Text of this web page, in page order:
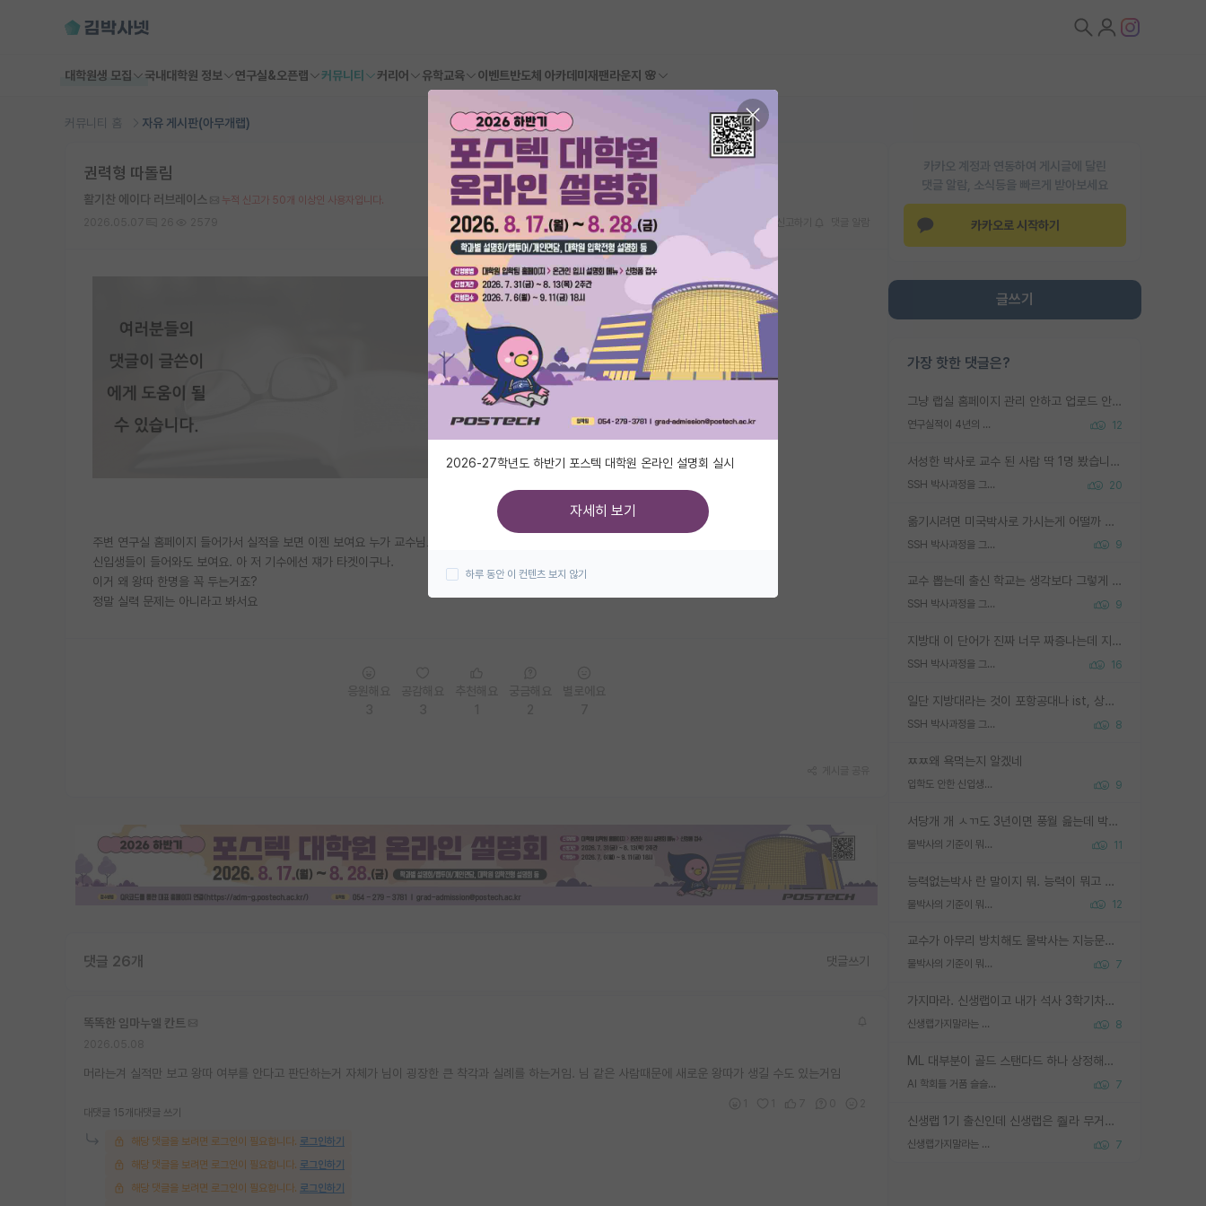
대학원생 모집 국내대학원 정보 연구실&오픈랩 커뮤니티 커리어 유학교육 이벤트반도체 아카데미 재팬라운지 🌸
커뮤니티 홈 자유 게시판(아무개랩)
카카오 계정과 연동하여 게시글에 달린
댓글 알람, 소식등을 빠르게 받아보세요
카카오로 시작하기
글쓰기
가장 핫한 댓글은?
그냥 랩실 홈페이지 관리 안하고 업로드 안한거 아님?
연구실적이 4년의 공백이 있는거 어떻게 생각하냐 12
서성한 박사로 교수 된 사람 딱 1명 봤습니다. 근데 지방대 박사로 교수된 거는 기적이 일어나야되요. 서성한 학부부터여도 빡센게 교수임용일텐데 지방대박사로 무슨 교수가 되나요...... 중소기업/중견기업 팀장급/연구소장급이나 될거 같네요.
SSH 박사과정을 그만두고 지방대 박사로 옮기면 교수의 꿈은 끝일까요? 20
옮기시려면 미국박사로 가시는게 어떨까 싶네요. 교수가 꿈이면 미국박사 하고 미국교수 까지 같이 노리시는게 기회가 많지 않을까요?
SSH 박사과정을 그만두고 지방대 박사로 옮기면 교수의 꿈은 끝일까요? 9
교수 뽑는데 출신 학교는 생각보다 그렇게 안 봄. 앞으로는 더 안 보게 될거임. 박사는 어디서 진행해도 됨. 단, 제대로 쌓고 좋은 실적 만들 수 있다면. 그런데 지방대는 그럴 가능성이 지극히 낮음. 나만 열심히 잘 하면 된다? 인간은 주변 환경에 지배되는 나약한 존재임. 주변의 지방대 대학원생과 섞이고 지방 특유의 여유로움 또는 나쁘게 얘기해서 나태함에 젖어 살다보면 교수의 꿈 자체를 잊어버리게 될 가능성도 있음. 주변 환경이 70~80%임.
SSH 박사과정을 그만두고 지방대 박사로 옮기면 교수의 꿈은 끝일까요? 9
지방대 이 단어가 진짜 너무 짜증나는데 지방대면 다 그냥 쓰레기인가요? 무슨 말 같지도 않은 댓글들이 있는건지??? 지방에도 충분히 좋은 대학 많고 충분히 잘하는 교수님들 많습니다 포항공대 4개 IST 대표 지거국들 여기 모두 다 지방에 있고 여기 출신들 중에 교수하는 분들 적지 않습니다 지거국 출신이 무슨 교수를 하냐?라고 생각할 사람들 많은데 상위 대표 지거국에 아웃라이어들 많습니다 결국 개인의 연구역량과 실적이 중요합니다 이 역량을 펼치는데 있어서 지도교수와의 합도 중요합니다. 그리고 경력이 필요하면 해외포닥까지 다녀오세요
SSH 박사과정을 그만두고 지방대 박사로 옮기면 교수의 꿈은 끝일까요? 16
일단 지방대라는 것이 포항공대나 ist, 상위 지거국은 아니라고 생각하겠습니다. 그런곳은 서성한에 비해 소위 대학 네임밸류가 크게 뒤떨어지지는 않으니까요. 대학 이름이 중요하냐? 당연합니다. 대학 이름이 좋아서 좋은 아웃풋이 나오는 것이냐, 좋은 대학은 좋은 사람과 좋은 기회가 몰려있으니 아웃풋도 자연스럽게 좋아지는 것이냐? 대답하기 어려운 문제입니다. 아직 한국 사회에서 학벌을 보는 것도, 특히 이공계를 중심으로 학벌보다는 실적 위주라는 분위기가 형성되는 것도 사실입니다. 지방대 출신으로 전임교수가 될수 있느냐? 가능 불가능을 따지면 당연히 가능입니다. 지방대 박사 출신으로 전임교원이 된 경우가 실제로 있으니까요. 현실적인 가능성이 있느냐? 지금 이정도 대학의 교수가 되고싶다고 생각되는 대학 들어가서 컴공과 교수 목록 켜고 박사 어디서 받았는지 쭉 한번 보세요. 냉정하게 지방대 출신인 분들이 많지는 않으실겁니다.
SSH 박사과정을 그만두고 지방대 박사로 옮기면 교수의 꿈은 끝일까요? 8
ㅉㅉ왜 욕먹는지 알겠네
입학도 안한 신입생이 원래 관심을 받나요 9
서당개 개 ㅅㄲ도 3년이면 풍월 읊는데 박사 5년 이상 대리고 있으면서 물된건 교수 탓 맞는ㄱ게 거기가 서당이 아니란 소리임
물박사의 기준이 뭐임? 11
능력없는박사 란 말이지 뭐. 능력이 뭐고 능력이 있다는게 뭔지는 사람마다 기준이 다르니까 얘기해봐야 서로 자기 기준만 얘기해서 논쟁이 끝이 안나고. 주위에서 능력있고 야심있는 신입생이 교수가 유의미한 피드백을 아예 안주면서 제대로된 과제에 참여해볼 기회도 제공하지 않고 잡일 뺑뺑이만 돌려서 맨날 단순작업만 하면서 밤새다가 눈빛이 점점 죽어가는걸 본 사람은 물박사는 교수탓이라고 하고, 교수는 이것저것 알려도 주고 기회도 주고 사수 동기 붙여주면서 어떻게든 끌고가려고 하는데 본인이 매일 뺀질거리면서 출근 하는둥마는둥 하다가 기껏 와서도 폰이나 쳐다보다가 실험 망치고 저녁약속있어서 먼저 가볼게요~ 하는걸 본 사람은 물박사는 본인탓이라고 함.
물박사의 기준이 뭐임? 12
교수가 아무리 방치해도 물박사는 지능문제고 본인 의지 문제임. 만물 교수탓 하는 애들이 이상한거임.
물박사의 기준이 뭐임? 7
가지마라. 신생랩이고 내가 석사 3학기차인데 최고참인데 나도 아무것도 모르는데 교수가 후배들 왜 논문 교육 안시키냐. 논문 왜 안 써오냐 닦달한다
신생랩가지말라는 이유가 있었구나 8
ML 대부분이 골드 스탠다드 하나 상정해놓고 (벤치마크 데이터셋이 여러 개면 여러 개 상정) 그거 얼마나 잘 맞추나 싸움임 가끔 번뜩이는 설계 철학을 보여주는 논문들도 있지만 대부분 그거 성적 얼마나 더 올리느라에 혈안이 되어 있는 측면이 잇음
AI 학회들 거품 슬슬 지적이 나오네요 7
신생랩 1기 출신인데 신생랩은 줠라 무거운 바벨 같은거임. 들면 대박인데 못들면 깔려 죽음. 아무도 알려주지 않는 환경에서 자생해야하지만, 일단 살아남았다면 그 어떤 사람보다 악착같고 생존력 높은 사람으로 거듭날 수 있음
신생랩가지말라는 이유가 있었구나 7
권력형 따돌림
활기찬 에이다 러브레이스
누적 신고가 50개 이상인 사용자입니다.
주변 연구실 홈페이지 들어가서 실적을 보면 이젠 보여요 누가 교수님으로부터 따돌림 당하는 역할인지.
신입생들이 들어와도 보여요. 아 저 기수에선 쟤가 타겟이구나.
이거 왜 왕따 한명을 꼭 두는거죠?
정말 실력 문제는 아니라고 봐서요
댓글 26개 댓글쓰기
똑똑한 임마누엘 칸트
머라는겨 실적만 보고 왕따 여부를 안다고 판단하는거 자체가 님이 굉장한 큰 착각과 실례를 하는거임. 님 같은 사람때문에 새로운 왕따가 생길 수도 있는거임
대댓글 15개 대댓글 쓰기
해당 댓글을 보려면 로그인이 필요합니다. 로그인하기
해당 댓글을 보려면 로그인이 필요합니다. 로그인하기
해당 댓글을 보려면 로그인이 필요합니다. 로그인하기
2026-27학년도 하반기 포스텍 대학원 온라인 설명회 실시
자세히 보기
하루 동안 이 컨텐츠 보지 않기